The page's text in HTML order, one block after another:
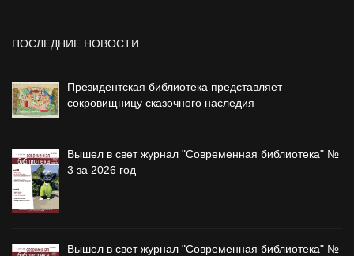
ПОСЛЕДНИЕ НОВОСТИ
Президентская библиотека представляет
сокровищницу сказочного наследия
Вышел в свет журнал "Современная библиотека" №
3 за 2026 год
Вышел в свет журнал "Современная библиотека" №